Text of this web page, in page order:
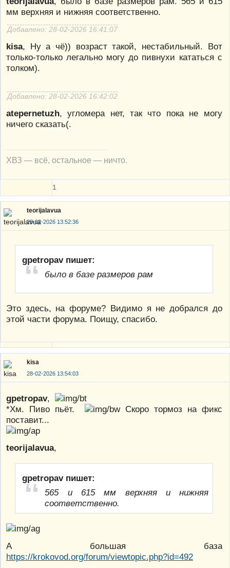
мм верхняя и нижняя соответственно.
Добавлено: 28-02-2026 16:41:07
kisa, Ну а чё)) возраст такой, нестабильный. Вот
только-только легально могу до пивнухи кататься с
толком).
Добавлено: 28-02-2026 16:42:02
atepernetuzh, угломера нет, так что пока не могу
ничего сказать(.
ХВЗ — всё, остальное — ничто.
1
teorijalavua
28-02-2026 13:52:36
gpetropav пишет:
было в базе размеров рам
Это здесь, на форуме? Видимо я не добрался до
этой части форума. Поищу, спасибо.
kisa
28-02-2026 13:54:03
gpetropav,
*Хм. Пиво пьёт.
Скоро тормоз на фикс
поставит...
teorijalavua,
gpetropav пишет:
565 и 615 мм верхняя и нижняя
соответственно.
А большая база
https://krokovod.org/forum/viewtopic.php?id=492